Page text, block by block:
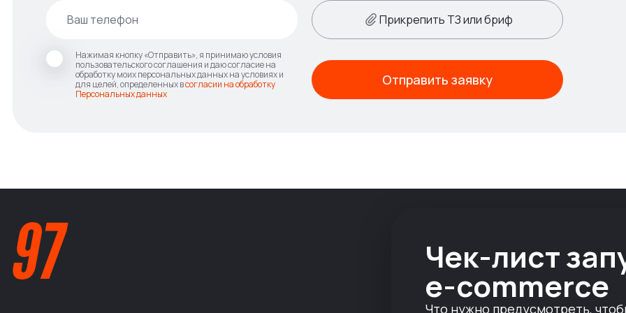
Прикрепить ТЗ или бриф
Нажимая кнопку «Отправить», я принимаю условия
пользовательского соглашения и даю согласие на
обработку моих персональных данных на условиях и
для целей, определенных всогласии на обработку
Персональных данных
Отправить заявку
Чек-лист
e-commerce
Что нужно предусмотреть,